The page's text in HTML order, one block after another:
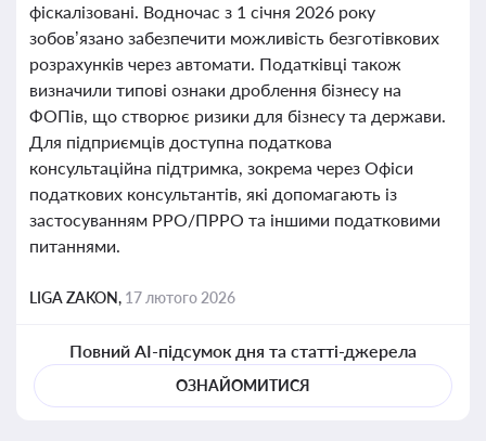
фіскалізовані. Водночас з 1 січня 2026 року
зобов’язано забезпечити можливість безготівкових
розрахунків через автомати. Податківці також
визначили типові ознаки дроблення бізнесу на
ФОПів, що створює ризики для бізнесу та держави.
Для підприємців доступна податкова
консультаційна підтримка, зокрема через Офіси
податкових консультантів, які допомагають із
застосуванням РРО/ПРРО та іншими податковими
питаннями.
LIGA ZAKON, 17 лютого 2026
Повний AI-підсумок дня та статті-джерела
ОЗНАЙОМИТИСЯ